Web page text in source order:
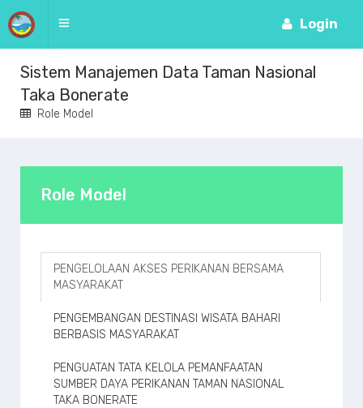
Login
Sistem Manajemen Data Taman Nasional
Taka Bonerate
Role Model
Role Model
PENGELOLAAN AKSES PERIKANAN BERSAMA
MASYARAKAT
PENGEMBANGAN DESTINASI WISATA BAHARI
BERBASIS MASYARAKAT
PENGUATAN TATA KELOLA PEMANFAATAN
SUMBER DAYA PERIKANAN TAMAN NASIONAL
TAKA BONERATE